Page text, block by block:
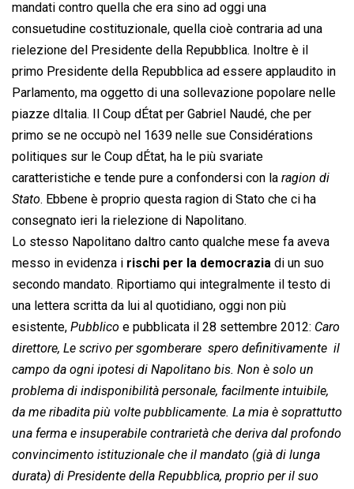
mandati contro quella che era sino ad oggi una
consuetudine costituzionale, quella cioè contraria ad una
rielezione del Presidente della Repubblica. Inoltre è il
primo Presidente della Repubblica ad essere applaudito in
Parlamento, ma oggetto di una sollevazione popolare nelle
piazze dItalia. Il Coup dÉtat per Gabriel Naudé, che per
primo se ne occupò nel 1639 nelle sue Considérations
politiques sur le Coup dÉtat, ha le più svariate
caratteristiche e tende pure a confondersi con la  ragion di
Stato. Ebbene è proprio questa ragion di Stato che ci ha
consegnato ieri la rielezione di Napolitano.
Lo stesso Napolitano daltro canto qualche mese fa aveva
messo in evidenza i rischi per la democrazia di un suo
secondo mandato. Riportiamo qui integralmente il testo di
una lettera scritta da lui al quotidiano, oggi non più
esistente,  Pubblico  e pubblicata il 28 settembre 2012:  Caro
direttore, Le scrivo per sgomberare  spero definitivamente  il
campo da ogni ipotesi di Napolitano bis. Non è solo un
problema di indisponibilità personale, facilmente intuibile,
da me ribadita più volte pubblicamente. La mia è soprattutto
una ferma e insuperabile contrarietà che deriva dal profondo
convincimento istituzionale che il mandato (già di lunga
durata) di Presidente della Repubblica, proprio per il suo